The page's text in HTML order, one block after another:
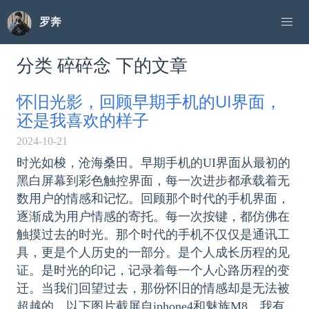
罗奔
分类 碎碎念 下的文章
怀旧光影，回顾早期手机的UI界面，
还是我喜欢的样子
2024-10-21
时光如梭，沧海桑田。早期手机的UI界面从最初的
黑白屏幕到彩色触控界面，每一次进步都承载着无
数用户的情感和记忆。回顾那个时代的手机界面，
逐渐成为用户情感的寄托。每一次按键，都仿佛在
触摸过去的时光。那个时代的手机不仅仅是通讯工
具，更是个人历史的一部分。是个人成长历程的见
证。是时光的印记，记录着每一个人心路历程的变
迁。当我们回望过去，那份怀旧的情感却是无法被
超越的。以下图片截屏自iphone4和魅族M8，我有